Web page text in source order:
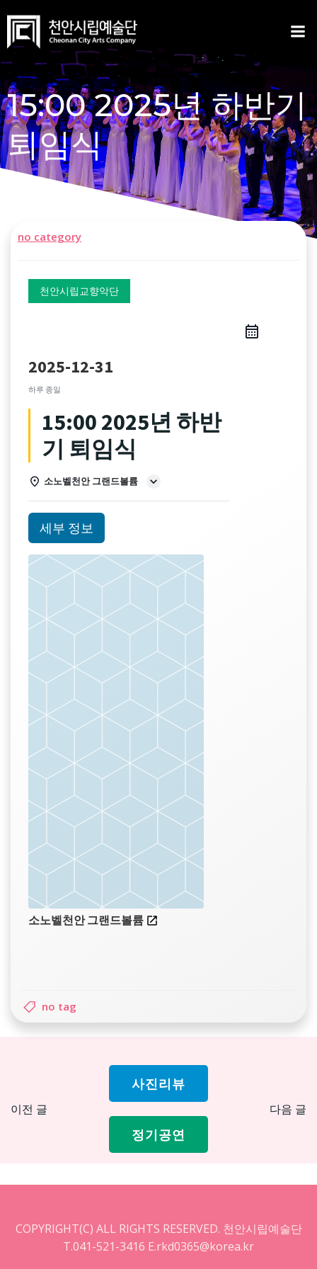
content
15:00 2025년 하반기
퇴임식
no category
천안시립교향악단
2025-12-31
하루 종일
15:00 2025년 하반
기 퇴임식
소노벨천안 그랜드볼륨
세부 정보
소노벨천안 그랜드볼륨
no tag
Post
navigation
이전 글
사진리뷰
정기공연
다음 글
COPYRIGHT(C) ALL RIGHTS RESERVED. 천안시립예술단
T.041-521-3416 E.rkd0365@korea.kr